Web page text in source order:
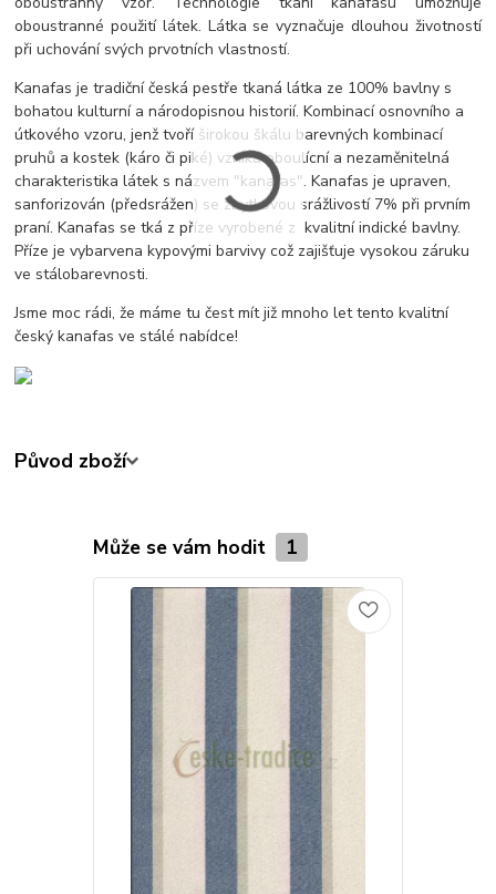
oboustranné použití látek. Látka se vyznačuje dlouhou životností
při uchování svých prvotních vlastností.
Kanafas je tradiční česká pestře tkaná látka ze 100% bavlny s
bohatou kulturní a národopisnou historií. Kombinací osnovního a
útkového vzoru, jenž tvoří širokou škálu barevných kombinací
pruhů a kostek (káro či piké) vzniká oboulícní a nezaměnitelná
charakteristika látek s názvem "kanafas". Kanafas je upraven,
sanforizován (předsrážen) se zbytkovou srážlivostí 7% při prvním
praní. Kanafas se tká z příze vyrobené z kvalitní indické bavlny.
Příze je vybarvena kypovými barvivy což zajišťuje vysokou záruku
ve stálobarevnosti.
Jsme moc rádi, že máme tu čest mít již mnoho let tento kvalitní
český kanafas ve stálé nabídce!
Původ zboží
Může se vám hodit 1